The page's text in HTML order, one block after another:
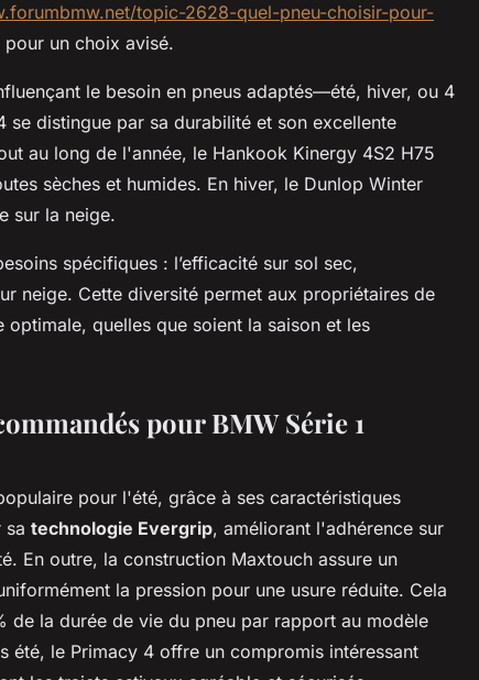
topic-2628-quel-pneu-choisir-pour-
un choix avisé.
le besoin en pneus adaptés—été, hiver, ou 4
se distingue par sa durabilité et son excellente
au long de l'année, le Hankook Kinergy 4S2 H75
sèches et humides. En hiver, le Dunlop Winter
sur la neige.
spécifiques : l’efficacité sur sol sec,
neige. Cette diversité permet aux propriétaires de
optimale, quelles que soient la saison et les
pour BMW Série 1
pour l'été, grâce à ses caractéristiques
sa technologie Evergrip, améliorant l'adhérence sur
En outre, la construction Maxtouch assure un
la pression pour une usure réduite. Cela
de la durée de vie du pneu par rapport au modèle
été, le Primacy 4 offre un compromis intéressant